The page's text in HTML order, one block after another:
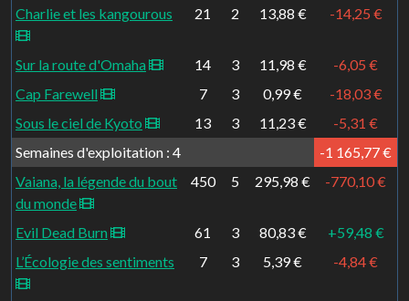
Charlie et les kangourous
21 2 13,88 € -14,25 €
Sur la route d'Omaha 14 3 11,98 €
-6,05 €
Cap Farewell
7 3 0,99 €
-18,03 €
Sous le ciel de Kyoto
13 3 11,23 €
-5,31 €
Semaines d'exploitation : 4
-1 165,77 €
Vaiana, la légende du bout
du monde
450 5 295,98 € -770,10 €
Evil Dead Burn 61 3 80,83 €
+59,48 €
L’Écologie des sentiments
7 3 5,39 € -4,84 €